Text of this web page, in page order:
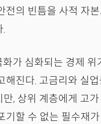
전의 빈틈을 사적 자
.
가 심화되는 경제 위
해진다. 고금리와 실
, 상위 계층에게 고
기할 수 없는 필수재가